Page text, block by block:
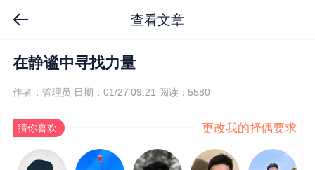
查看文章
在静谧中寻找力量
作者：管理员 日期：01/27 09:21 阅读：5580
猜你喜欢 更改我的择偶要求